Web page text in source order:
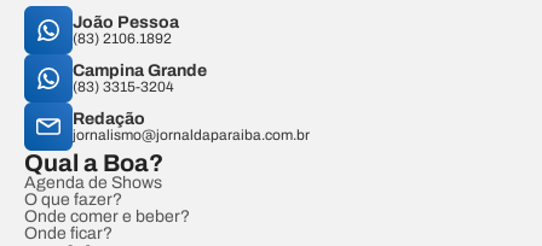
João Pessoa
(83) 2106.1892
Campina Grande
(83) 3315-3204
Redação
jornalismo@jornaldaparaiba.com.br
Qual a Boa?
Agenda de Shows
O que fazer?
Onde comer e beber?
Onde ficar?